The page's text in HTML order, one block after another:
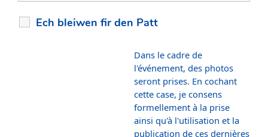
Ech bleiwen fir den Patt
Dans le cadre de
l'événement, des photos
seront prises. En cochant
cette case, je consens
formellement à la prise
ainsi qu'à l'utilisation et la
publication de ces dernières